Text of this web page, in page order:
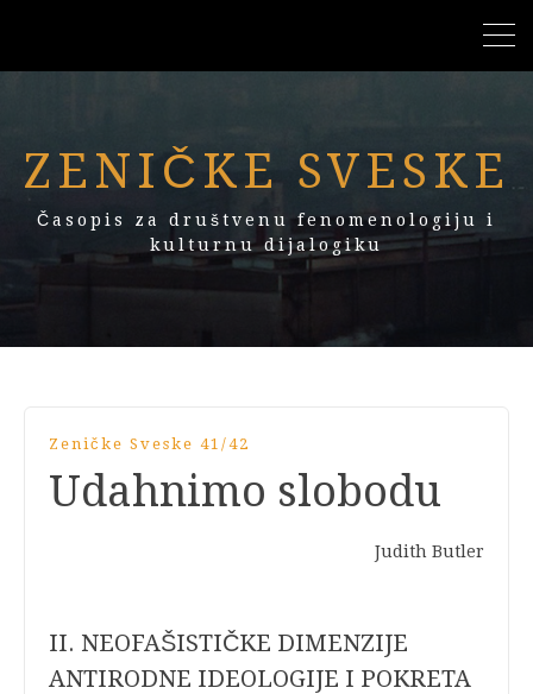
ZENIČKE SVESKE
Časopis za društvenu fenomenologiju i
kulturnu dijalogiku
Zeničke Sveske 41/42
Udahnimo slobodu
Judith Butler
II. NEOFAŠISTIČKE DIMENZIJE
ANTIRODNE IDEOLOGIJE I POKRETA